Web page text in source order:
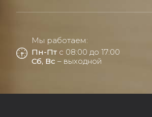
Мы работаем:
Пн-Пт с 08:00 до 17:00
Сб, Вс – выходной